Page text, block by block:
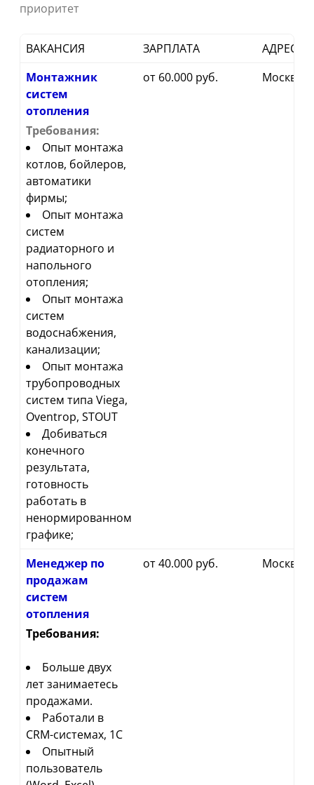
приоритет
ВАКАНСИЯ ЗАРПЛАТА
АДРЕС
Монтажник
систем
отопления
Требования:
Опыт монтажа
котлов, бойлеров,
автоматики
фирмы;
Опыт монтажа
систем
радиаторного и
напольного
отопления;
Опыт монтажа
систем
водоснабжения,
канализации;
Опыт монтажа
трубопроводных
систем типа Viega,
Oventrop, STOUT
Добиваться
конечного
результата,
готовность
работать в
ненормированном
графике;
от 60.000 руб. Москва
Менеджер по
продажам
систем
отопления
Требования:
Больше двух
лет занимаетесь
продажами.
Работали в
CRM-системах, 1С
Опытный
пользователь
от 40.000 руб. Москва